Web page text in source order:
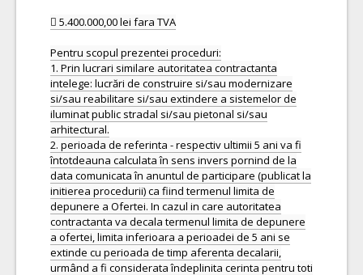
 5.400.000,00 lei fara TVA
Pentru scopul prezentei proceduri:
1. Prin lucrari similare autoritatea contractanta
intelege: lucrări de construire si/sau modernizare
si/sau reabilitare si/sau extindere a sistemelor de
iluminat public stradal si/sau pietonal si/sau
arhitectural.
2. perioada de referinta - respectiv ultimii 5 ani va fi
întotdeauna calculata în sens invers pornind de la
data comunicata în anuntul de participare (publicat la
initierea procedurii) ca fiind termenul limita de
depunere a Ofertei. In cazul in care autoritatea
contractanta va decala termenul limita de depunere
a ofertei, limita inferioara a perioadei de 5 ani se
extinde cu perioada de timp aferenta decalarii,
urmând a fi considerata îndeplinita cerinta pentru toti